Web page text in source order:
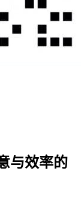
与效率的